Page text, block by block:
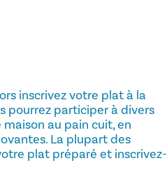
inscrivez votre plat à la
pourrez participer à divers
au pain cuit, en
La plupart des
plat préparé et inscrivez-